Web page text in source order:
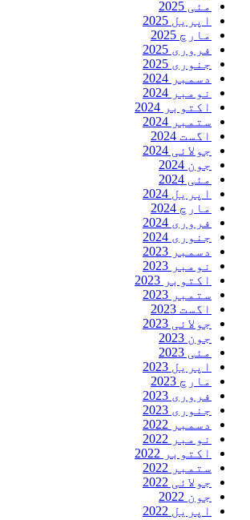
مئی 2025
اپریل 2025
مارچ 2025
فروری 2025
جنوری 2025
دسمبر 2024
نومبر 2024
اکتوبر 2024
ستمبر 2024
اگست 2024
جولائی 2024
جون 2024
مئی 2024
اپریل 2024
مارچ 2024
فروری 2024
جنوری 2024
دسمبر 2023
نومبر 2023
اکتوبر 2023
ستمبر 2023
اگست 2023
جولائی 2023
جون 2023
مئی 2023
اپریل 2023
مارچ 2023
فروری 2023
جنوری 2023
دسمبر 2022
نومبر 2022
اکتوبر 2022
ستمبر 2022
جولائی 2022
جون 2022
اپریل 2022